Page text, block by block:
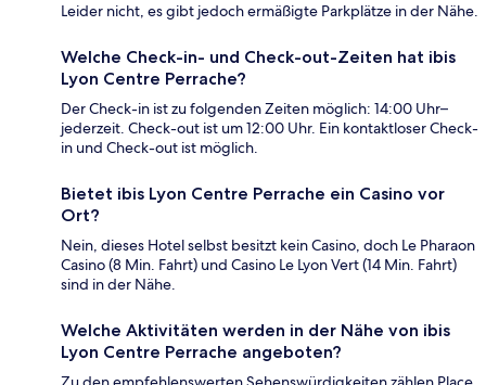
Leider nicht, es gibt jedoch ermäßigte Parkplätze in der Nähe.
Welche Check-in- und Check-out-Zeiten hat ibis
Lyon Centre Perrache?
Der Check-in ist zu folgenden Zeiten möglich: 14:00 Uhr–
jederzeit. Check-out ist um 12:00 Uhr. Ein kontaktloser Check-
in und Check-out ist möglich.
Bietet ibis Lyon Centre Perrache ein Casino vor
Ort?
Nein, dieses Hotel selbst besitzt kein Casino, doch Le Pharaon
Casino (8 Min. Fahrt) und Casino Le Lyon Vert (14 Min. Fahrt)
sind in der Nähe.
Welche Aktivitäten werden in der Nähe von ibis
Lyon Centre Perrache angeboten?